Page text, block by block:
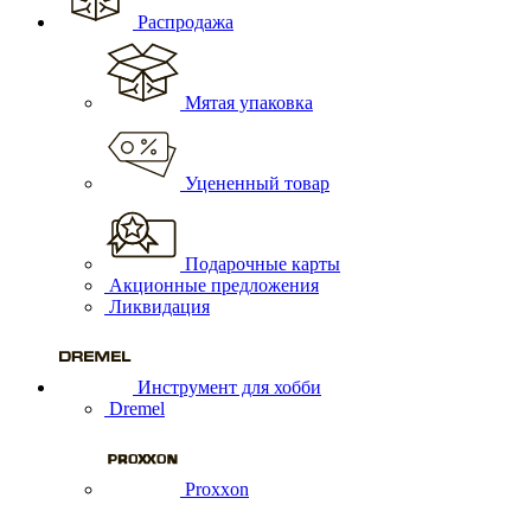
Распродажа
Мятая упаковка
Уцененный товар
Подарочные карты
Акционные предложения
Ликвидация
Инструмент для хобби
Dremel
Proxxon